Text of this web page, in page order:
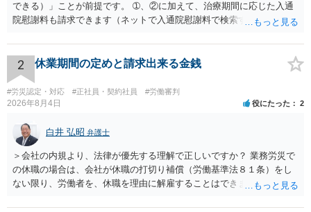
できる）」ことが前提です。 ➀、②に加えて、治療期間に応じた入通
院慰謝料も請求できます（ネットで入通院慰謝料で検索すると詳しい
後遺障害慰謝料も請求できます。これらは後遺障害の等級、あなたの
収入、年齢等で大きく変わりますので一般的にいくらとは言えませ
ん。 弁護士に依頼する費用はそれぞれの弁護士で異なるので個別に聞
いてみるしかありませんが、旧日弁連規準を使った着手金・成功報酬
方式と着手金ゼロまたは少額で成功報酬大目の方式のどちらかが多い
弁護士に直接面談で相談されることをお勧めします。
2 休業期間の定めと請求出来る金銭
#労災認定・対応 #正社員・契約社員 #労働審判
2026年8月4日 役にたった 2
白井 弘昭 弁護士
＞会社の内規より、法律が優先する理解で正しいですか？ 業務労災で
の休職の場合は、会社が休職の打切り補償（労働基準法８１条）をし
ない限り、労働者を、休職を理由に解雇することはできません（労働